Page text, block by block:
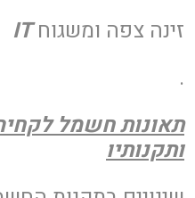
זינה צפה ומשגוחIT
.
תאונות חשמל
ותקנותיו